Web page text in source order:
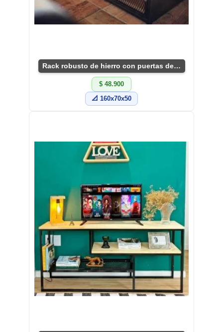
Rack robusto de hierro con puertas de rejilla
$ 48.900
📐 160x70x50